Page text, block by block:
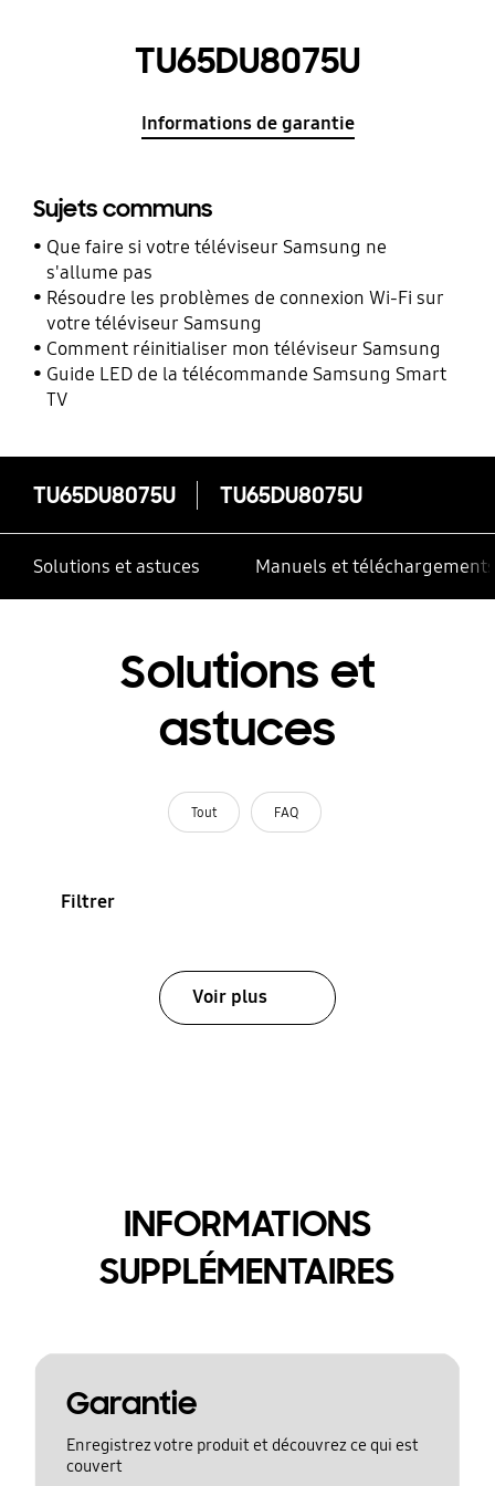
TU65DU8075U
Informations de garantie
Sujets communs
Que faire si votre téléviseur Samsung ne
s'allume pas
Résoudre les problèmes de connexion Wi-Fi sur
votre téléviseur Samsung
Comment réinitialiser mon téléviseur Samsung
Guide LED de la télécommande Samsung Smart
TV
TU65DU8075U TU65DU8075U
Solutions et astuces Manuels et téléchargements
Solutions et
astuces
Tout FAQ
Filtrer
Voir plus
INFORMATIONS
SUPPLÉMENTAIRES
Garantie
Enregistrez votre produit et découvrez ce qui est
couvert